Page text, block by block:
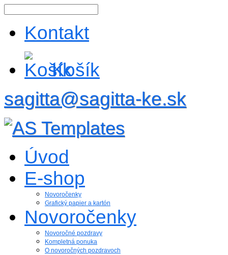
Kontakt
Košík
sagitta@sagitta-ke.sk
Úvod
E-shop
Novoročenky
Grafický papier a kartón
Novoročenky
Novoročné pozdravy
Kompletná ponuka
O novoročných pozdravoch